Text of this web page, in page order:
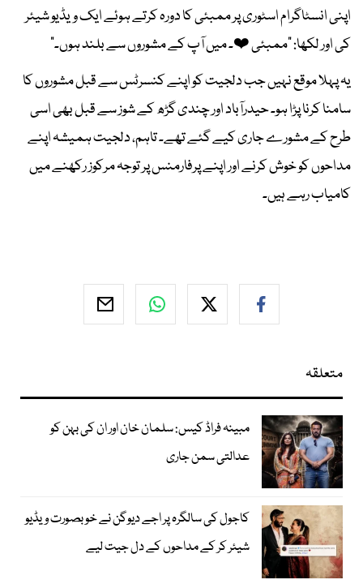
اپنی انسٹاگرام اسٹوری پر ممبئی کا دورہ کرتے ہوئے ایک ویڈیو شیئر
کی اور لکھا: "ممبئی ❤️۔ میں آپ کے مشوروں سے بلند ہوں۔"
یہ پہلا موقع نہیں جب دلجیت کو اپنے کنسرٹس سے قبل مشوروں کا
سامنا کرنا پڑا ہو۔ حیدرآباد اور چندی گڑھ کے شوز سے قبل بھی اسی
طرح کے مشورے جاری کیے گئے تھے۔ تاہم، دلجیت ہمیشہ اپنے
مداحوں کو خوش کرنے اور اپنے پرفارمنس پر توجہ مرکوز رکھنے میں
کامیاب رہے ہیں۔
متعلقہ
مبینہ فراڈ کیس: سلمان خان اور ان کی بہن کو
عدالتی سمن جاری
کاجول کی سالگرہ پر اجے دیوگن نے خوبصورت ویڈیو
شیئر کر کے مداحوں کے دل جیت لیے